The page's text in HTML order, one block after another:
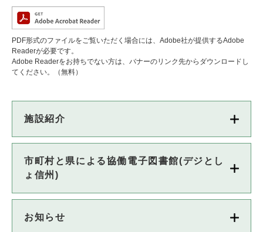
PDF形式のファイルをご覧いただく場合には、Adobe社が提供するAdobe
Readerが必要です。
Adobe Readerをお持ちでない方は、バナーのリンク先からダウンロードし
てください。（無料）
施設紹介
市町村と県による協働電子図書館(デジとし
ょ信州)
お知らせ